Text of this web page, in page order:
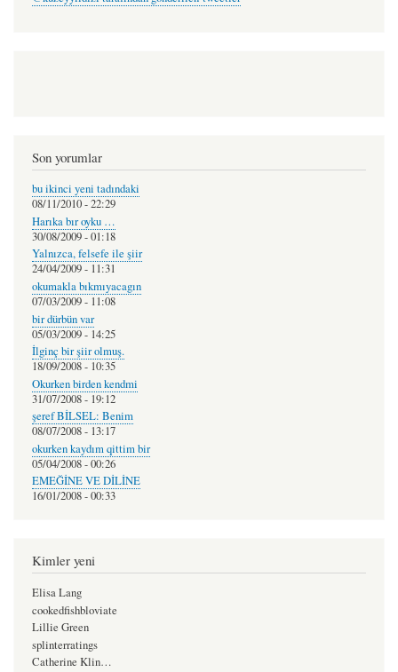
Son yorumlar
bu ikinci yeni tadındaki
08/11/2010 - 22:29
Harıka bır oyku …
30/08/2009 - 01:18
Yalnızca, felsefe ile şiir
24/04/2009 - 11:31
okumakla bıkmıyacagın
07/03/2009 - 11:08
bir dürbün var
05/03/2009 - 14:25
İlginç bir şiir olmuş.
18/09/2008 - 10:35
Okurken birden kendmi
31/07/2008 - 19:12
şeref BİLSEL: Benim
08/07/2008 - 13:17
okurken kaydım qittim bir
05/04/2008 - 00:26
EMEĞİNE VE DİLİNE
16/01/2008 - 00:33
Kimler yeni
Elisa Lang
cookedfishbloviate
Lillie Green
splinterratings
Catherine Klin…